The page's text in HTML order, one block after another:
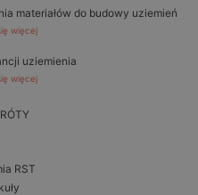
materiałów do budowy uziemień
więcej
uziemienia
więcej
RST